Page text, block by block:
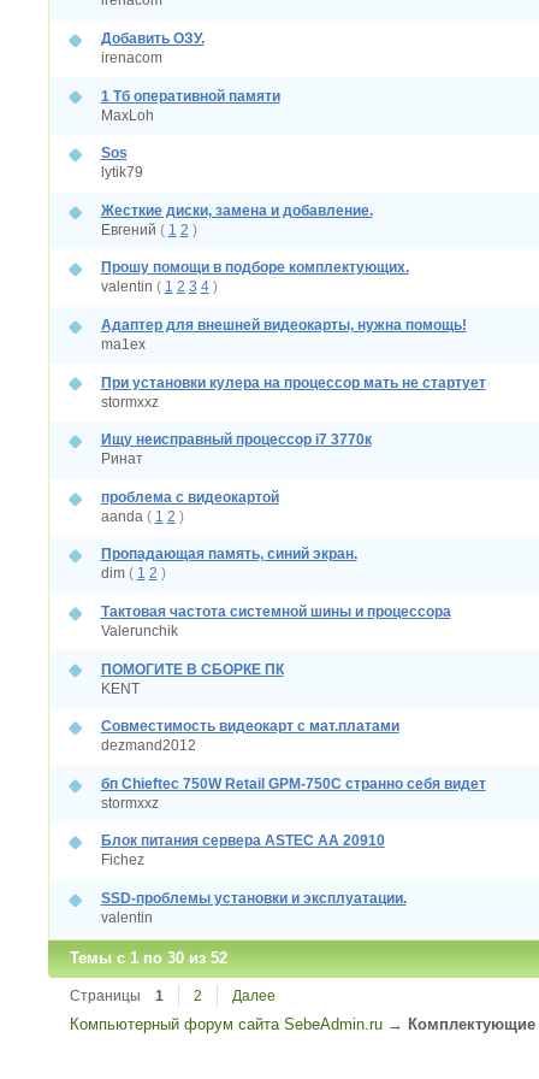
Добавить ОЗУ.
irenacom
1 Тб оперативной памяти
MaxLoh
Sos
lytik79
Жесткие диски, замена и добавление.
Евгений ( 1 2 )
Прошу помощи в подборе комплектующих.
valentin ( 1 2 3 4)
Адаптер для внешней видеокарты, нужна помощь!
ma1ex
При установки кулера на процессор мать не стартует
stormxxz
Ищу неисправный процессор i7 3770к
Ринат
проблема с видеокартой
aanda ( 1 2 )
Пропадающая память, синий экран.
dim ( 1 2 )
Тактовая частота системной шины и процессора
Valerunchik
ПОМОГИТЕ В СБОРКЕ ПК
KENT
Совместимость видеокарт с мат.платами
dezmand2012
бп Chieftec 750W Retail GPM-750C странно себя видет
stormxxz
Блок питания сервера ASTEC AA 20910
Fichez
SSD-проблемы установки и эксплуатации.
valentin
Темы с 1 по 30 из 52
Страницы 1 2 Далее
Компьютерный форум сайта SebeAdmin.ru →